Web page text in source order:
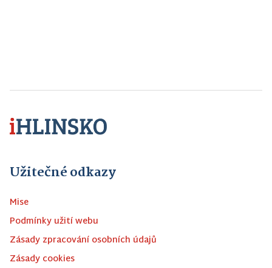
Užitečné odkazy
Mise
Podmínky užití webu
Zásady zpracování osobních údajů
Zásady cookies